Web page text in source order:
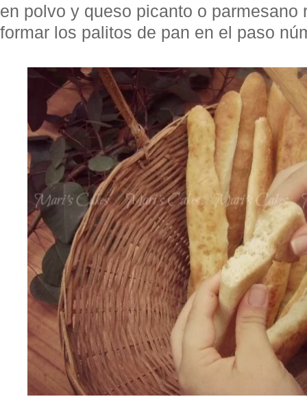
en polvo y queso picanto o parmesano
formar los palitos de pan en el paso